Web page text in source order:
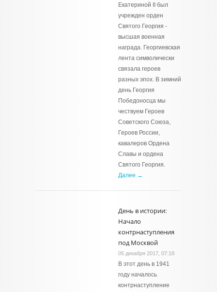
Екатериной II был
учрежден орден
Святого Георгия -
высшая военная
награда. Георгиевская
лента символически
связала героев
разных эпох. В зимний
день Георгия
Победоносца мы
чествуем Героев
Советского Союза,
Героев России,
кавалеров Ордена
Славы и ордена
Святого Георгия.
Далее →
День в истории:
Начало
контрнаступления
под Москвой
05 декабря 2017, 07:18
В этот день в 1941
году началось
контрнаступление